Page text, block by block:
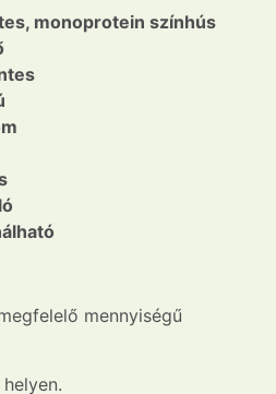
monoprotein színhús
mennyiségű